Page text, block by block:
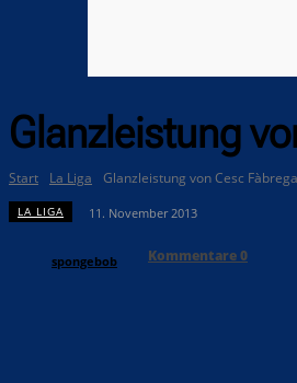
Glanzleistung
Start La Liga Glanzleistung von Cesc
LA LIGA 11. November 2013
spongebob Kommentare0